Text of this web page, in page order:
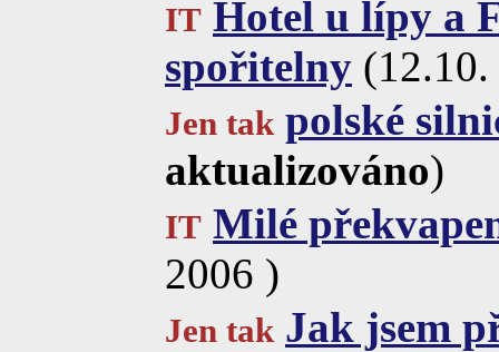
IT Hotel u lípy a
spořitelny
Jen tak polské
aktualizováno)
IT Milé
2006 )
Jen tak Jak jsem